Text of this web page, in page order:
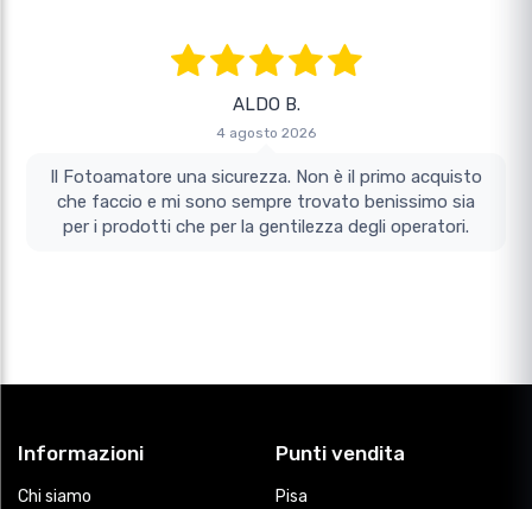
ALDO B.
4 agosto 2026
Il Fotoamatore una sicurezza. Non è il primo acquisto
che faccio e mi sono sempre trovato benissimo sia
per i prodotti che per la gentilezza degli operatori.
Informazioni
Chi siamo
Punti vendita
Pisa